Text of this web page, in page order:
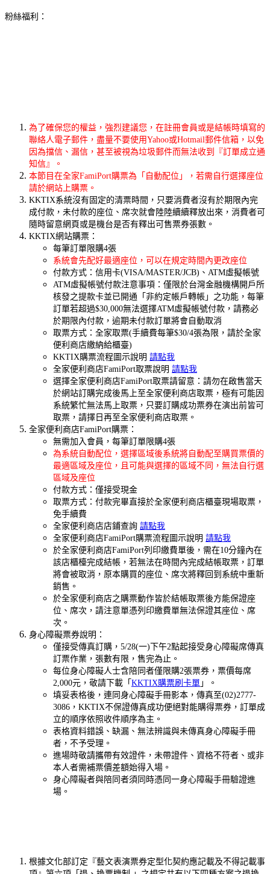
粉絲福利：
為了確保您的權益，強烈建議您，在註冊會員或是結帳時填寫的
聯絡人電子郵件，盡量不要使用Yahoo或Hotmail郵件信箱，以免
因為擋信、漏信，甚至被視為垃圾郵件而無法收到『訂單成立通
知信』。
本節目在全家FamiPort購票為「自動配位」，若需自行選擇座位
請於網站上購票。
KKTIX系統沒有固定的清票時間，只要消費者沒有於期限內完
成付款，未付款的座位、席次就會陸陸續續釋放出來，消費者可
隨時留意網頁或是機台是否有釋出可售票券張數。
KKTIX網站購票：
每筆訂單限購4張
系統會先配好最適座位，可以在規定時間內更改座位
付款方式：信用卡(VISA/MASTER/JCB)、ATM虛擬帳號
ATM虛擬帳號付款注意事項：僅限於台灣金融機構開戶所
核發之提款卡並已開通「非約定帳戶轉帳」之功能，每筆
訂單若超過$30,000無法選擇ATM虛擬帳號付款 ，請務必
於期限內付款，逾期未付款訂單將會自動取消
取票方式：全家取票(手續費每筆$30/4張為限，請於全家
便利商店繳納給櫃臺)
KKTIX購票流程圖示說明 請點我
全家便利商店FamiPort取票說明 請點我
選擇全家便利商店FamiPort取票請留意：請勿在啟售當天
於網站訂購完成後馬上至全家便利商店取票，極有可能因
系統繁忙無法馬上取票，只要訂購成功票券在演出前皆可
取票，請擇日再至全家便利商店取票。
全家便利商店FamiPort購票：
無需加入會員，每筆訂單限購4張
為系統自動配位，選擇區域後系統將自動配至購買票價的
最適區域及座位，且可能與選擇的區域不同，無法自行選
區域及座位
付款方式：僅接受現金
取票方式：付款完畢直接於全家便利商店櫃臺現場取票，
免手續費
全家便利商店店鋪查詢 請點我
全家便利商店FamiPort購票流程圖示說明 請點我
於全家便利商店FamiPort列印繳費單後，需在10分鐘內在
該店櫃檯完成結帳，若無法在時間內完成結帳取票，訂單
將會被取消，原本購買的座位、席次將釋回到系統中重新
銷售。
於全家便利商店之購票動作皆於結帳取票後方能保證座
位、席次，請注意單憑列印繳費單無法保證其座位、席
次。
身心障礙票券說明：
僅接受傳真訂購，5/28(一)下午2點起接受身心障礙席傳真
訂票作業，張數有限，售完為止。
每位身心障礙人士含陪同者僅限購2張票券，票價每席
2,000元，敬請下載「 KKTIX購票刷卡單 」。
填妥表格後，連同身心障礙手冊影本，傳真至(02)2777-
3086，KKTIX不保證傳真成功便絕對能購得票券，訂單成
立的順序依照收件順序為主。
表格資料錯誤、缺漏、無法辨識與未傳真身心障礙手冊
者，不予受理。
進場時敬請攜帶有效證件，未帶證件、資格不符者、或非
本人者需補票價差額始得入場。
身心障礙者與陪同者須同時憑同一身心障礙手冊驗證進
場。
根據文化部訂定『藝文表演票券定型化契約應記載及不得記載事